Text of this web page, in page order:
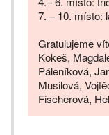
7. – 10. místo:
Gratulujeme
Kokeš,
Páleníková,
Musilová,
Fischerová,